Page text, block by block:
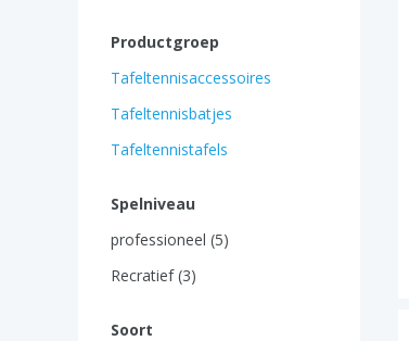
Productgroep
Tafeltennisaccessoires
Tafeltennisbatjes
Tafeltennistafels
Spelniveau
professioneel (5)
Recratief (3)
Soort